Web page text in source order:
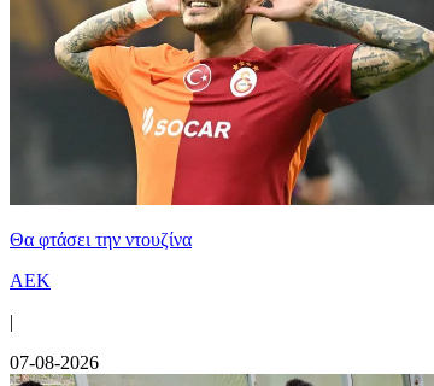
Θα φτάσει την ντουζίνα
ΑΕΚ
|
07-08-2026